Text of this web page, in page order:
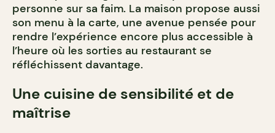
personne sur sa faim. La maison propose aussi
son menu à la carte, une avenue pensée pour
rendre l’expérience encore plus accessible à
l’heure où les sorties au restaurant se
réfléchissent davantage.
Une cuisine de sensibilité et de
maîtrise